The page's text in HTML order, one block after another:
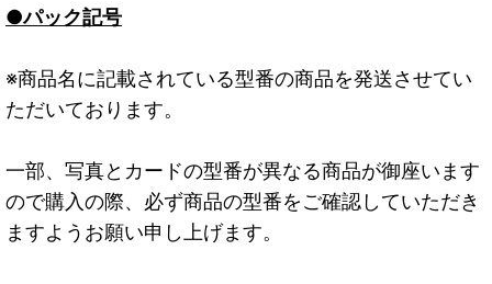
●パック記号
※商品名に記載されている型番の商品を発送させてい
ただいております。
一部、写真とカードの型番が異なる商品が御座います
ので購入の際、必ず商品の型番をご確認していただき
ますようお願い申し上げます。